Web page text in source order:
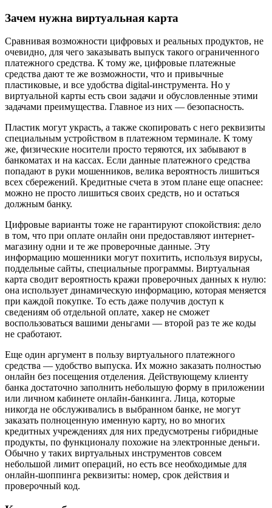
Зачем нужна виртуальная карта
Сравнивая возможности цифровых и реальных продуктов, не
очевидно, для чего заказывать выпуск такого ограниченного
платежного средства. К тому же, цифровые платежные
средства дают те же возможности, что и привычные
пластиковые, и все удобства digital-инструмента. Но у
виртуальной карты есть свои задачи и обусловленные этими
задачами преимущества. Главное из них — безопасность.
Пластик могут украсть, а также скопировать с него реквизиты
специальным устройством в платежном терминале. К тому
же, физические носители просто теряются, их забывают в
банкоматах и на кассах. Если данные платежного средства
попадают в руки мошенников, велика вероятность лишиться
всех сбережений. Кредитные счета в этом плане еще опаснее:
можно не просто лишиться своих средств, но и остаться
должным банку.
Цифровые варианты тоже не гарантируют спокойствия: дело
в том, что при оплате онлайн они предоставляют интернет-
магазину одни и те же проверочные данные. Эту
информацию мошенники могут похитить, используя вирусы,
поддельные сайты, специальные программы. Виртуальная
карта сводит вероятность кражи проверочных данных к нулю:
она использует динамическую информацию, которая меняется
при каждой покупке. То есть даже получив доступ к
сведениям об отдельной оплате, хакер не сможет
воспользоваться вашими деньгами — второй раз те же коды
не сработают.
Еще один аргумент в пользу виртуального платежного
средства — удобство выпуска. Их можно заказать полностью
онлайн без посещения отделения. Действующему клиенту
банка достаточно заполнить небольшую форму в приложении
или личном кабинете онлайн-банкинга. Лица, которые
никогда не обслуживались в выбранном банке, не могут
заказать полноценную именную карту, но во многих
кредитных учреждениях для них предусмотрены гибридные
продукты, по функционалу похожие на электронные деньги.
Обычно у таких виртуальных инструментов совсем
небольшой лимит операций, но есть все необходимые для
онлайн-шоппинга реквизиты: номер, срок действия и
проверочный код.